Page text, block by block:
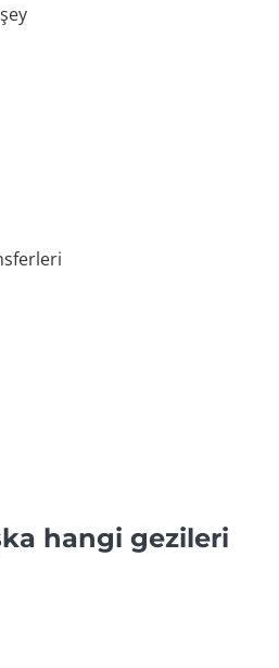
hangi gezileri